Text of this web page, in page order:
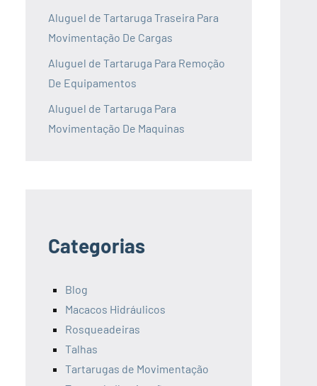
Aluguel de Tartaruga Traseira Para
Movimentação De Cargas
Aluguel de Tartaruga Para Remoção
De Equipamentos
Aluguel de Tartaruga Para
Movimentação De Maquinas
Categorias
Blog
Macacos Hidráulicos
Rosqueadeiras
Talhas
Tartarugas de Movimentação